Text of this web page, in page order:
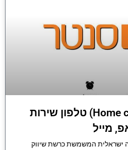
הום סנטר (Home center) טלפון שירות
מייל
ישראלית המשמשת כרשת שיווק